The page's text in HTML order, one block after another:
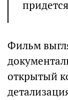
Фильм
открытый